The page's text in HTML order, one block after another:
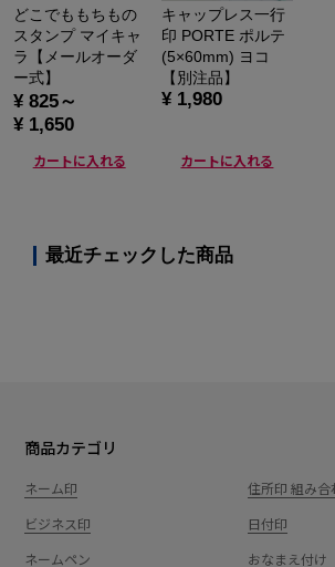
どこでももちもの
スタンプ マイキャ
ラ【メールオーダ
ー式】
¥ 825～
¥ 1,650
カートに入れる
キャップレス一行
印 PORTE ポルテ
(5×60mm) ヨコ
【別注品】
¥ 1,980
カートに入れる
最近チェックした商品
商品カテゴリ
ネーム印
住所印 組み合
ビジネス印
日付印
ネームペン
おなまえ付け